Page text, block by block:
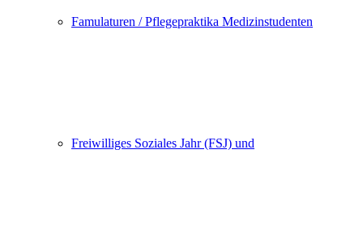
Famulaturen / Pflegepraktika Medizinstudenten
Freiwilliges Soziales Jahr (FSJ) und